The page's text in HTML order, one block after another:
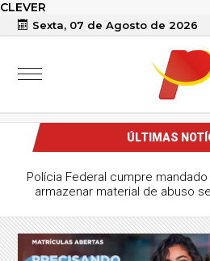
CLEVER
Sexta, 07 de Agosto de 2026
ÚLTIMAS
Polícia Federal cumpre
armazenar material de abuso